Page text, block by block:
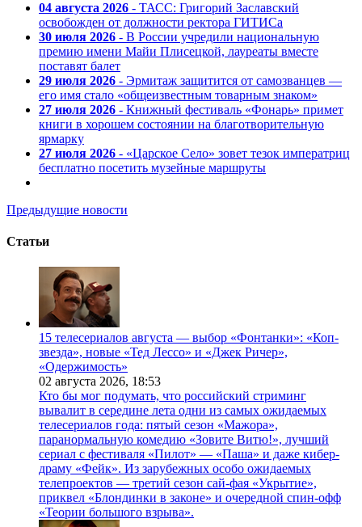
04 августа 2026 - ТАСС: Григорий Заславский
освобожден от должности ректора ГИТИСа
30 июля 2026 - В России учредили национальную
премию имени Майи Плисецкой, лауреаты вместе
поставят балет
29 июля 2026 - Эрмитаж защитится от самозванцев —
его имя стало «общеизвестным товарным знаком»
27 июля 2026 - Книжный фестиваль «Фонарь» примет
книги в хорошем состоянии на благотворительную
ярмарку
27 июля 2026 - «Царское Село» зовет тезок императриц
бесплатно посетить музейные маршруты
Предыдущие новости
Статьи
15 телесериалов августа — выбор «Фонтанки»: «Коп-
звезда», новые «Тед Лессо» и «Джек Ричер»,
«Одержимость»
02 августа 2026, 18:53
Кто бы мог подумать, что российский стриминг
вывалит в середине лета одни из самых ожидаемых
телесериалов года: пятый сезон «Мажора»,
паранормальную комедию «Зовите Витю!», лучший
сериал с фестиваля «Пилот» — «Паша» и даже кибер-
драму «Фейк». Из зарубежных особо ожидаемых
телепроектов — третий сезон сай-фая «Укрытие»,
приквел «Блондинки в законе» и очередной спин-офф
«Теории большого взрыва».